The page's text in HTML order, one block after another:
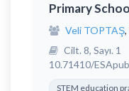
Primary
Veli TOPTAŞ,
Cilt. 8, Sayı. 1
10.71410/
STEM education